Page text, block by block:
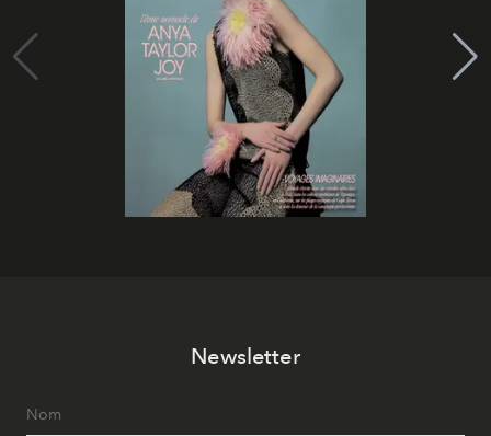
Newsletter